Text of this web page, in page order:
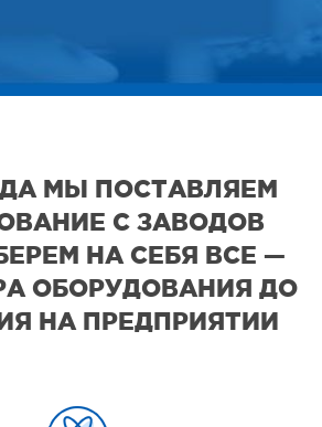
МЫ ПОСТАВЛЯЕМ
С ЗАВОДОВ
НА СЕБЯ ВСЕ —
ОБОРУДОВАНИЯ ДО
НА ПРЕДПРИЯТИИ